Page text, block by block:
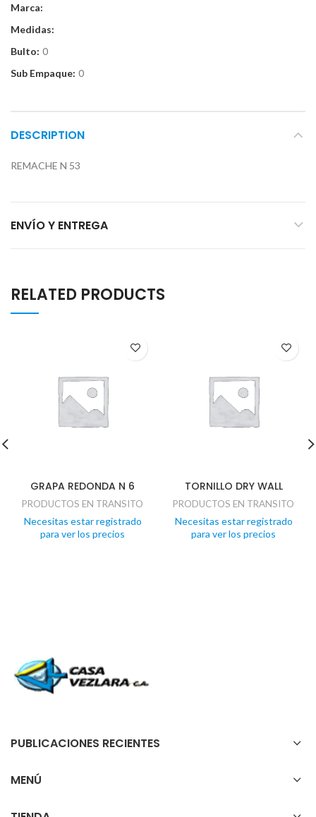
Marca:
Medidas:
Bulto: 0
Sub Empaque: 0
DESCRIPTION
REMACHE N 53
ENVÍO Y ENTREGA
RELATED PRODUCTS
GRAPA REDONDA N 6
PRODUCTOS EN TRANSITO
Necesitas estar registrado
para ver los precios
TORNILLO DRY WALL
PRODUCTOS EN TRANSITO
Necesitas estar registrado
para ver los precios
PUBLICACIONES RECIENTES
MENÚ